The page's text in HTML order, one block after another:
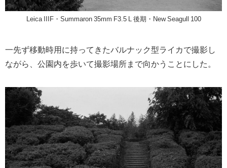
Leica IIIF・Summaron 35mm F3.5 L 後期・New Seagull 100
一先ず移動時用に持ってきたバルナック型ライカで撮影し
ながら、公園内を歩いて撮影場所まで向かうことにした。